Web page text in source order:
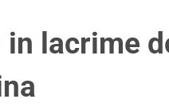
lacrime